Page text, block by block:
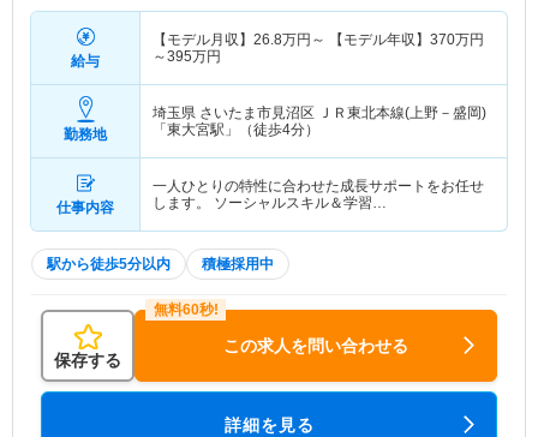
給与
【モデル月収】 26.8万円～ 【モデル年収】 370万円
～395万円
勤務地
埼玉県 さいたま市見沼区 ＪＲ東北本線(上野－盛岡)
「東大宮駅」（徒歩4分）
仕事内容
一人ひとりの特性に合わせた成長サポートをお任せ
します。 ソーシャルスキル＆学習…
駅から徒歩5分以内 積極採用中
保存する
この求人を問い合わせる
詳細を見る